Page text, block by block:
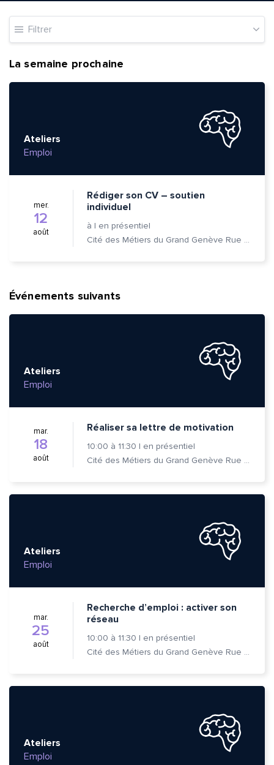
Filtrer
La semaine prochaine
Ateliers
Emploi
mer.
12
août
Rédiger son CV – soutien
individuel
à | en présentiel
Cité des Métiers du Grand Genève Rue Prévost-Martin 6 1205 Genève
Événements suivants
Ateliers
Emploi
mar.
18
août
Réaliser sa lettre de motivation
10:00 à 11:30 | en présentiel
Cité des Métiers du Grand Genève Rue Prévost-Martin 6 1205 Genève
Ateliers
Emploi
mar.
25
août
Recherche d’emploi : activer son
réseau
10:00 à 11:30 | en présentiel
Cité des Métiers du Grand Genève Rue Prévost-Martin 6 1205 Genève
Ateliers
Emploi